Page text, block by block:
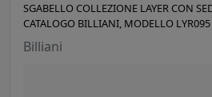
SGABELLO COLLEZIONE LAYER CON
CATALOGO BILLIANI, MODELLO LYR095
Billiani